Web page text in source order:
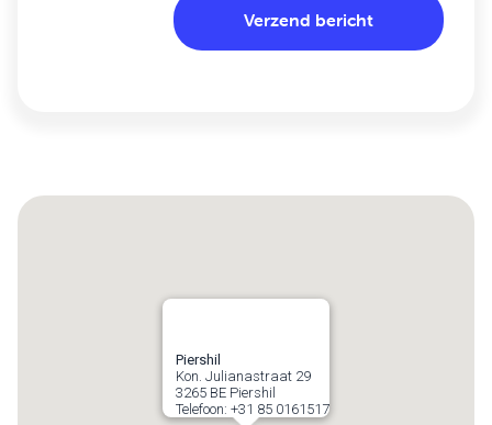
Piershil
Kon. Julianastraat 29
3265 BE Piershil
Telefoon: +31 85 0161517